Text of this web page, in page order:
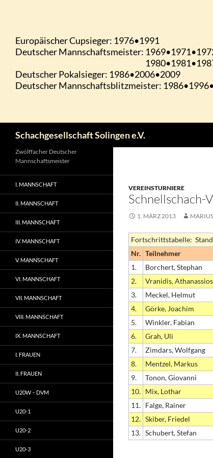
Schachgesellschaft Solingen e.V.
VEREINSTURNIERE
Schnellschach-
1. MÄRZ 2013 MARIUS
Fortschrittstabelle:
Nr. Teilnehmer
1.
Borchert, Stephan
2.
Vranidis, Athanassios
3.
Meckel, Helmut
4.
Görke, Joachim
5.
Winkler, Fabian
6.
Grah, Uli
7.
Zimdars, Wolfgang
8.
Mentzel, Markus
9.
Tonon, Giovanni
10. Mix, Lothar
11. Falge, Rainer
12. Skiber, Friedel
13. Schubert, Stefan
Zwölffacher Deutscher
Mannschaftsmeister
I. MANNSCHAFT
II. MANNSCHAFT
III. MANNSCHAFT
IV. MANNSCHAFT
V. MANNSCHAFT
VI. MANNSCHAFT
VII. MANNSCHAFT
VIII. MANNSCHAFT
IX. MANNSCHAFT
I. FRAUEN
II. FRAUEN
U20W – DVM
U20-1
U20-2
U20-3